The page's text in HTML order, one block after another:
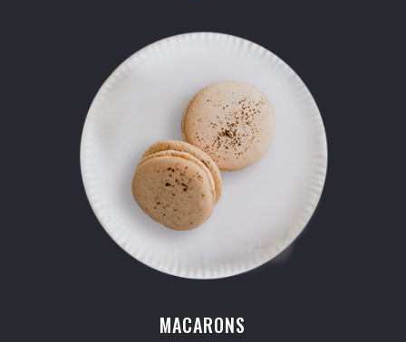
MACARONS